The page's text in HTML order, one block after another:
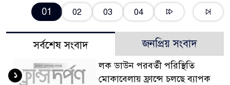
01 02 03 04
সর্বশেষ সংবাদ জনপ্রিয় সংবাদ
লক ডাউন পরবর্তী পরিস্থিতি
মোকাবেলায় ফ্রান্সে চলছে ব্যাপক
১